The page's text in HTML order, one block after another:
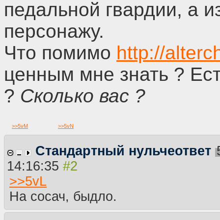
педальной гвардии, а
персонажу.
Что помимо http://
ценным мне знать ?
? Сколько вас ?
>>5vM >>5vN
Стандартный нульчеответ
14:16:35
>>5vL
На сосач, быдло.